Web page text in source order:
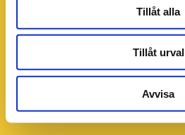
Tillåt alla
Tillåt urval
Avvisa